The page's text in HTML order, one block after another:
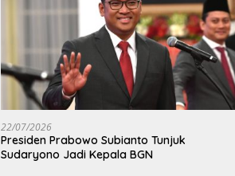
22/07/2026
Presiden Prabowo Subianto Tunjuk
Sudaryono Jadi Kepala BGN